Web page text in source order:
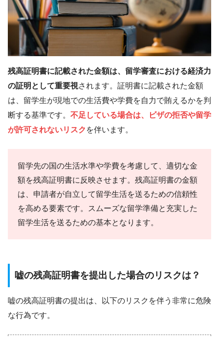
残高証明書に記載された金額は、留学審査における経済力
の証明として重要視されます。証明書に記載された金額
は、留学生が現地での生活費や学費を自力で賄えるかを判
断する基準です。 不足している場合は、ビザの拒否や留学
が許可されないリスク を伴います。
留学先の国の生活水準や学費を考慮して、適切な金
額を残高証明書に反映させます。残高証明書の金額
は、申請者が自立して留学生活を送るための信頼性
を高める要素です。スムーズな留学準備と充実した
留学生活を送るための基本となります。
嘘の残高証明書を提出した場合のリスクは？
嘘の残高証明書の提出は、以下のリスクを伴う非常に危険
な行為です。